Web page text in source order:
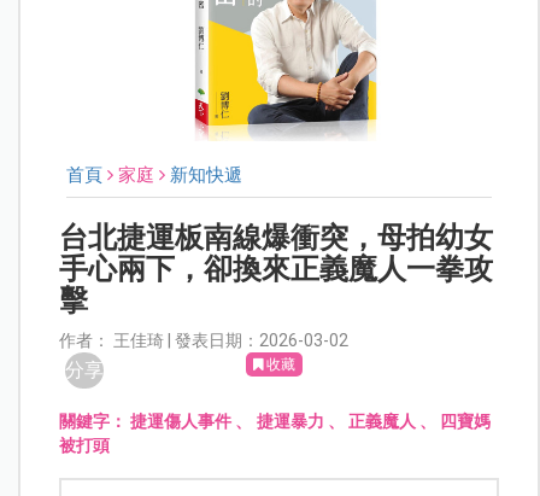
首頁 家庭 新知快遞
台北捷運板南線爆衝突，母拍幼女
手心兩下，卻換來正義魔人一拳攻
擊
作者： 王佳琦 | 發表日期：2026-03-02
分享 收藏
關鍵字：捷運傷人事件 、 捷運暴力 、 正義魔人 、
四寶媽
被打頭